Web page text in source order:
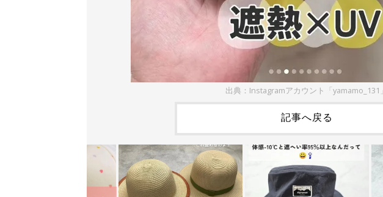
出典：Instagramアカウント「yamamo_131」
記事へ戻る